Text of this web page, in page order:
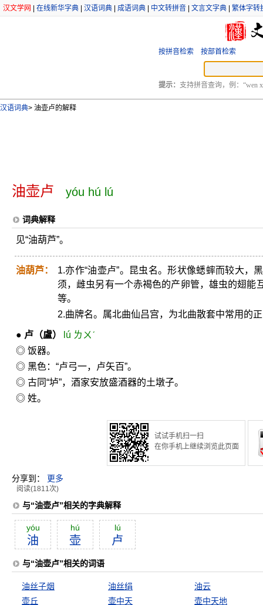
汉文学网 在线新华字典 汉语词典 成语词典 中文转拼音 文言文字典 繁体字转
按拼音检索 按部首检索
提示： 支持拼音查询，例：“wen
汉语词典> 油壶卢的解释
油壶卢 yóu hú lú
词典解释
见“油葫芦”。
油葫芦：
1.亦作“油壶卢”。昆虫名。形状像蟋蟀而较大，
须，雌虫另有一个赤褐色的产卵管，雄虫的翅能
等。
2.曲牌名。属北曲仙吕宫，为北曲散套中常用的
● 卢 （盧）
lú ㄌㄨˊ
◎ 饭器。
◎ 黑色：“卢弓一，卢矢百”。
◎ 古同“垆”，酒家安放盛酒器的土墩子。
◎ 姓。
试试手机扫一扫
在你手机上继续浏览此页面
分享到： 更多
阅读(1811次)
与“油壶卢”相关的字典解释
yóu
油
hú
壶
lú
卢
与“油壶卢”相关的词语
油丝子烟 油丝绢
油云
壶丘
壶中天
壶中天地